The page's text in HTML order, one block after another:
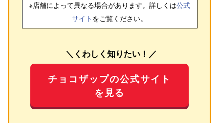
※店舗によって異なる場合があります。詳しくは公式
サイト をご覧ください。
＼くわしく知りたい！／
チョコザップの公式サイト
を見る